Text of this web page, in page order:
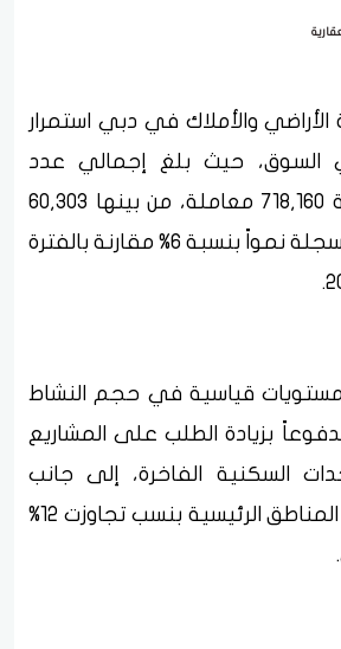
الأراضي والأملاك في دبي استمرار
السوق، حيث بلغ إجمالي عدد
المعاملات العقارية 718,160 معاملة، من بينها 60,303
تصرفات عقارية، مسجلة نمواً بنسبة 6% مقارنة بالفترة
قياسية في حجم النشاط
بزيادة الطلب على المشاريع
السكنية الفاخرة، إلى جانب
ارتفاع أسعار بعض المناطق الرئيسية بنسب تجاوزت 12%